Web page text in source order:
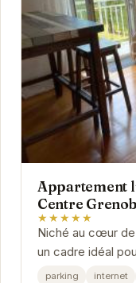
Appartement
Centre
★★★★★
Niché au cœur
un cadre idéal
imprenable sur
parking internet